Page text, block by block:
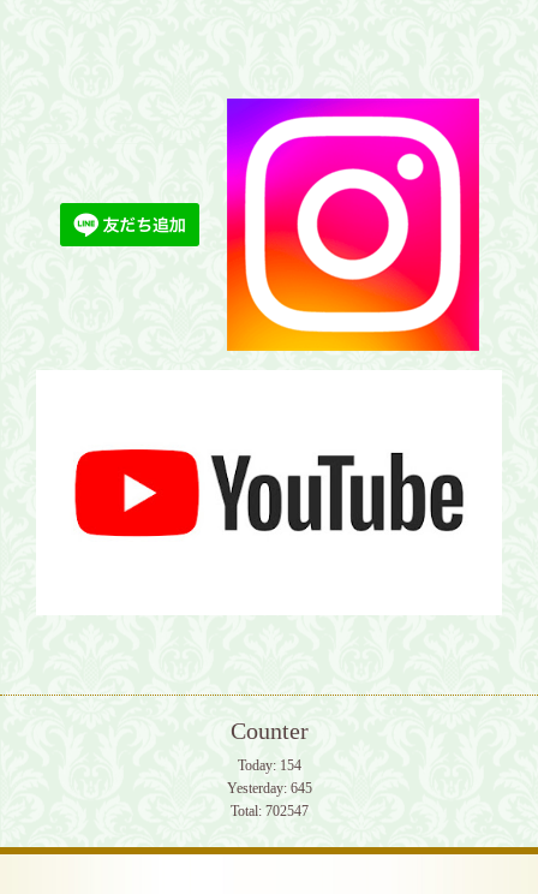
Counter
Today: 154
Yesterday: 645
Total: 702547